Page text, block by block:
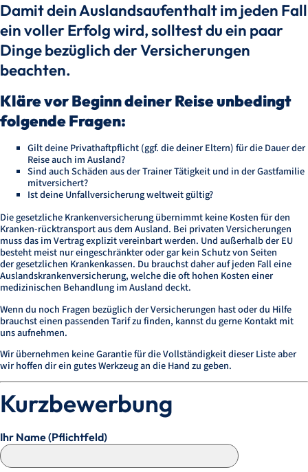
Damit dein Auslandsaufenthalt im jeden Fall
ein voller Erfolg wird, solltest du ein paar
Dinge bezüglich der Versicherungen
beachten.
Kläre vor Beginn deiner Reise unbedingt
folgende Fragen:
Gilt deine Privathaftpflicht (ggf. die deiner Eltern) für die Dauer der
Reise auch im Ausland?
Sind auch Schäden aus der Trainer Tätigkeit und in der Gastfamilie
mitversichert?
Ist deine Unfallversicherung weltweit gültig?
Die gesetzliche Krankenversicherung übernimmt keine Kosten für den
Kranken-rücktransport aus dem Ausland. Bei privaten Versicherungen
muss das im Vertrag explizit vereinbart werden. Und außerhalb der EU
besteht meist nur eingeschränkter oder gar kein Schutz von Seiten
der gesetzlichen Krankenkassen. Du brauchst daher auf jeden Fall eine
Auslandskrankenversicherung, welche die oft hohen Kosten einer
medizinischen Behandlung im Ausland deckt.
Wenn du noch Fragen bezüglich der Versicherungen hast oder du Hilfe
brauchst einen passenden Tarif zu finden, kannst du gerne Kontakt mit
uns aufnehmen.
Wir übernehmen keine Garantie für die Vollständigkeit dieser Liste aber
wir hoffen dir ein gutes Werkzeug an die Hand zu geben.
Kurzbewerbung
Ihr Name (Pflichtfeld)